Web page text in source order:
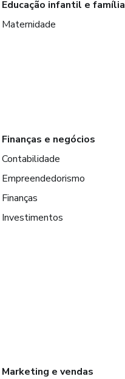
Educação infantil e família
Maternidade
Finanças e negócios
Contabilidade
Empreendedorismo
Finanças
Investimentos
Marketing e vendas